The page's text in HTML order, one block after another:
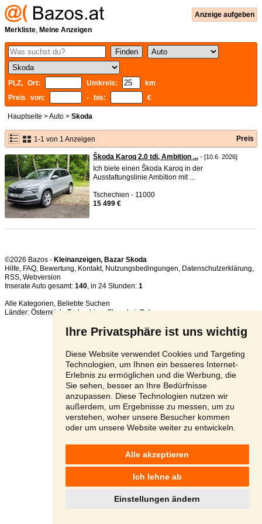
Ihre Privatsphäre ist uns wichtig
Diese Website verwendet Cookies und Targeting
Technologien, um Ihnen ein besseres Internet-
Erlebnis zu ermöglichen und die Werbung, die
Sie sehen, besser an Ihre Bedürfnisse
anzupassen. Diese Technologien nutzen wir
außerdem, um Ergebnisse zu messen, um zu
verstehen, woher unsere Besucher kommen
oder um unsere Website weiter zu entwickeln.
Alle akzeptieren
Ich lehne ab
Einstellungen ändern
Anzeige aufgeben
Merkliste, Meine Anzeigen
PLZ, Ort: Umkreis:
km
Preis von:
- bis: €
Hauptseite >Auto > Skoda
1-1 von 1 Anzeigen Preis
Škoda Karoq 2.0 tdi, Ambition ... - [10.6. 2026]
Ich biete einen Škoda Karoq in der
Ausstattungslinie Ambition mit ...
Tschechien - 11000
15 499 €
©2026 Bazos - Kleinanzeigen, Bazar Skoda
Hilfe, FAQ, Bewertung, Kontakt, Nutzungsbedingungen, Datenschutzerklärung,
RSS,
Inserate Auto gesamt: 140, in 24 Stunden: 1
Alle Kategorien, Beliebte Suchen
Länder: Österreich,Tschechien,Slowakei,Polen